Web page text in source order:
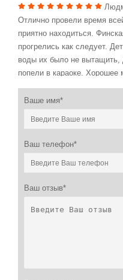
Отлично провели время
приятно находиться.
прогрелись как следует.
воды их было не
попели в караоке. Хорошее
можно вернуться.
Бронировали на пару
жар держит как надо.
показал перед заходом,
караоке. Отличный вечер,
Хочу поделиться! Отмечал
Ваше имя*
Ваш телефон*
Ваш отзыв*